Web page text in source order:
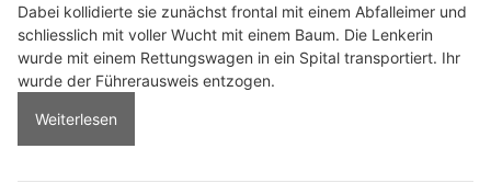
Dabei kollidierte sie zunächst frontal mit einem Abfalleimer und
schliesslich mit voller Wucht mit einem Baum. Die Lenkerin
wurde mit einem Rettungswagen in ein Spital transportiert. Ihr
wurde der Führerausweis entzogen.
Weiterlesen